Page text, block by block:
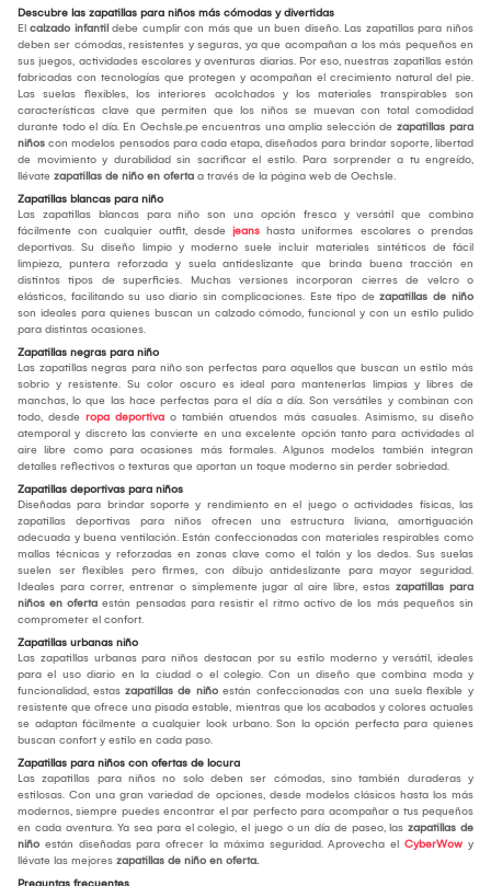
Descubre las zapatillas para niños más cómodas y divertidas
El calzado infantil debe cumplir con más que un buen diseño. Las zapatillas para niños
deben ser cómodas, resistentes y seguras, ya que acompañan a los más pequeños en
sus juegos, actividades escolares y aventuras diarias. Por eso, nuestras zapatillas están
fabricadas con tecnologías que protegen y acompañan el crecimiento natural del pie.
Las suelas flexibles, los interiores acolchados y los materiales transpirables son
características clave que permiten que los niños se muevan con total comodidad
durante todo el día. En Oechsle.pe encuentras una amplia selección de zapatillas para
niños con modelos pensados para cada etapa, diseñados para brindar soporte, libertad
de movimiento y durabilidad sin sacrificar el estilo. Para sorprender a tu engreído,
llévate zapatillas de niño en oferta a través de la página web de Oechsle.
Zapatillas blancas para niño
Las zapatillas blancas para niño son una opción fresca y versátil que combina
fácilmente con cualquier outfit, desde jeans hasta uniformes escolares o prendas
deportivas. Su diseño limpio y moderno suele incluir materiales sintéticos de fácil
limpieza, puntera reforzada y suela antideslizante que brinda buena tracción en
distintos tipos de superficies. Muchas versiones incorporan cierres de velcro o
elásticos, facilitando su uso diario sin complicaciones. Este tipo de zapatillas de niño
son ideales para quienes buscan un calzado cómodo, funcional y con un estilo pulido
para distintas ocasiones.
Zapatillas negras para niño
Las zapatillas negras para niño son perfectas para aquellos que buscan un estilo más
sobrio y resistente. Su color oscuro es ideal para mantenerlas limpias y libres de
manchas, lo que las hace perfectas para el día a día. Son versátiles y combinan con
todo, desde ropa deportiva o también atuendos más casuales. Asimismo, su diseño
atemporal y discreto las convierte en una excelente opción tanto para actividades al
aire libre como para ocasiones más formales. Algunos modelos también integran
detalles reflectivos o texturas que aportan un toque moderno sin perder sobriedad.
Zapatillas deportivas para niños
Diseñadas para brindar soporte y rendimiento en el juego o actividades físicas, las
zapatillas deportivas para niños ofrecen una estructura liviana, amortiguación
adecuada y buena ventilación. Están confeccionadas con materiales respirables como
mallas técnicas y reforzadas en zonas clave como el talón y los dedos. Sus suelas
suelen ser flexibles pero firmes, con dibujo antideslizante para mayor seguridad.
Ideales para correr, entrenar o simplemente jugar al aire libre, estas zapatillas para
niños en oferta están pensadas para resistir el ritmo activo de los más pequeños sin
comprometer el confort.
Zapatillas urbanas niño
Las zapatillas urbanas para niños destacan por su estilo moderno y versátil, ideales
para el uso diario en la ciudad o el colegio. Con un diseño que combina moda y
funcionalidad, estas zapatillas de niño están confeccionadas con una suela flexible y
resistente que ofrece una pisada estable, mientras que los acabados y colores actuales
se adaptan fácilmente a cualquier look urbano. Son la opción perfecta para quienes
buscan confort y estilo en cada paso.
Zapatillas para niños con ofertas de locura
Las zapatillas para niños no solo deben ser cómodas, sino también duraderas y
estilosas. Con una gran variedad de opciones, desde modelos clásicos hasta los más
modernos, siempre puedes encontrar el par perfecto para acompañar a tus pequeños
en cada aventura. Ya sea para el colegio, el juego o un día de paseo, las zapatillas de
niño están diseñadas para ofrecer la máxima seguridad. Aprovecha el CyberWow y
llévate las mejores zapatillas de niño en oferta.